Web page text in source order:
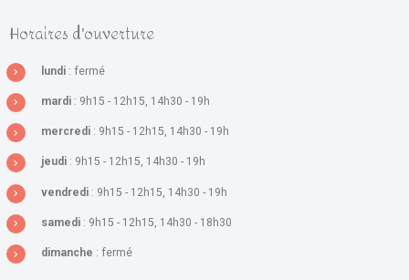
Horaires d'ouverture
lundi : fermé
mardi : 9h15 - 12h15, 14h30 - 19h
mercredi : 9h15 - 12h15, 14h30 - 19h
jeudi : 9h15 - 12h15, 14h30 - 19h
vendredi : 9h15 - 12h15, 14h30 - 19h
samedi : 9h15 - 12h15, 14h30 - 18h30
dimanche : fermé